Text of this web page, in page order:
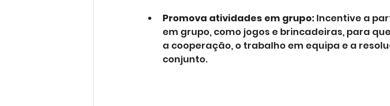
Promova atividades em grupo: Incentive a
em grupo, como jogos e brincadeiras, para
a cooperação, o trabalho em equipa e a
conjunto.